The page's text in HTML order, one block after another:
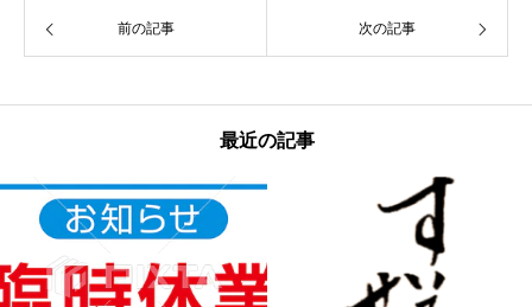
前の記事 次の記事
最近の記事